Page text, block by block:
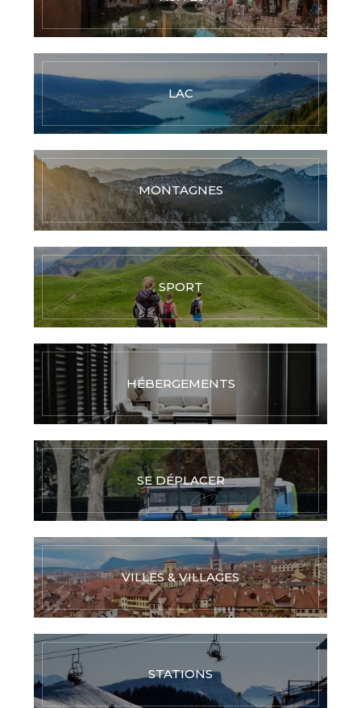
LAC
MONTAGNES
SPORT
HÉBERGEMENTS
SE DÉPLACER
VILLES & VILLAGES
STATIONS